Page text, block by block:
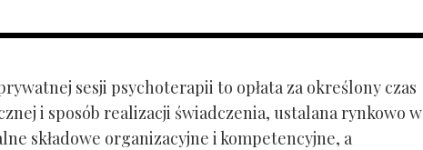
sesji psychoterapii to opłata za określony czas
i sposób realizacji świadczenia, ustalana rynkowo w
składowe organizacyjne i kompetencyjne, a